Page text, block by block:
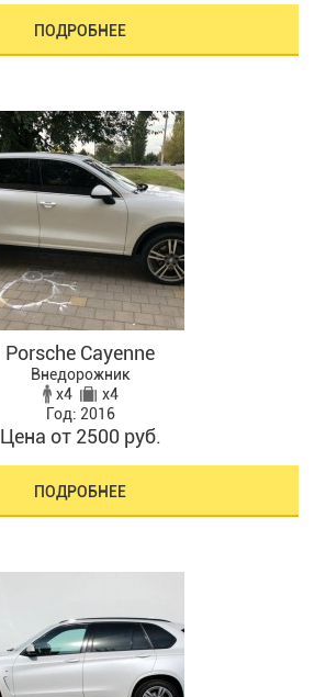
ПОДРОБНЕЕ
Porsche Cayenne
Внедорожник
x4
x4
Год: 2016
Цена от 2500 руб.
ПОДРОБНЕЕ